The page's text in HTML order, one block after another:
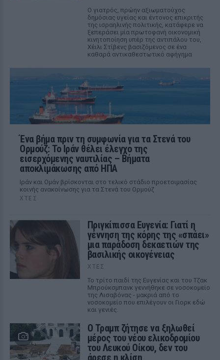
Ο γιατρός, πρώην αξιωματούχος
δημόσιας υγείας και έντονος επικριτής
της ισραηλινής πολιτικής, κατάφερε να
ξεπεράσει μία πρωτοφανή οικονομική
κινητοποίηση υπέρ της αντιπάλου του,
Χέιλι Στίβενς βασιζόμενος σε ένα
καθαρά αντικαθεστωτικό αφήγημα
Ένα βήμα πριν τη συμφωνία για τα Στενά του
Ορμούζ: Το Ιράν θέλει έλεγχο της
εισερχόμενης ναυτιλίας – Βήματα
αποκλιμάκωσης από ΗΠΑ
Ιράν και Ομάν βρίσκονται στο τελικό στάδιο προετοιμασίας
κοινής ανακοίνωσης για τα Στενά του Ορμούζ
ΧΤΕΣ
Πριγκίπισσα Ευγενία: Γιατί η
γέννηση της κόρης της «σπάει»
μια παράδοση δεκαετιών της
βασιλικής οικογένειας
ΧΤΕΣ
Το τρίτο παιδί της Ευγενίας και του Τζακ
Μπρούκσμπανκ γεννήθηκε σε νοσοκομείο
της Λισαβόνας - μακριά από το
νοσοκομείο που επιλέγουν οι Γιορκ εδώ
και γενιές.
Ο Τραμπ ζήτησε να ξηλωθεί
μέρος του νέου ελικοδρομίου
του Λευκού Οίκου, δεν του
άρεσε η κλίση